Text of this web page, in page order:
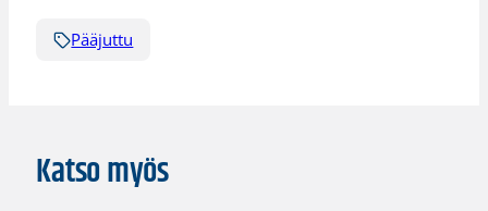
Pääjuttu
Katso myös